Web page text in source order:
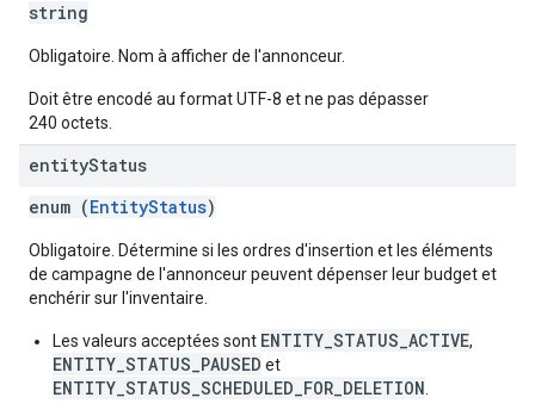
string
Obligatoire. Nom à afficher de l'annonceur.
Doit être encodé au format UTF-8 et ne pas dépasser
240 octets.
entityStatus
enum (EntityStatus)
Obligatoire. Détermine si les ordres d'insertion et les éléments
de campagne de l'annonceur peuvent dépenser leur budget et
enchérir sur l'inventaire.
Les valeurs acceptées sont ENTITY_STATUS_ACTIVE,
ENTITY_STATUS_PAUSED et
ENTITY_STATUS_SCHEDULED_FOR_DELETION